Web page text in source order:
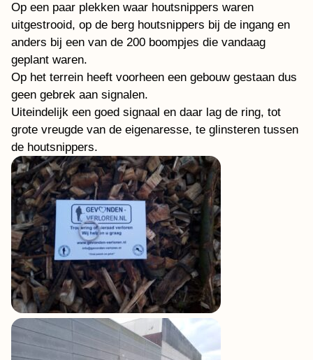
Op een paar plekken waar houtsnippers waren
uitgestrooid, op de berg houtsnippers bij de ingang en
anders bij een van de 200 boompjes die vandaag
geplant waren.
Op het terrein heeft voorheen een gebouw gestaan dus
geen gebrek aan signalen.
Uiteindelijk een goed signaal en daar lag de ring, tot
grote vreugde van de eigenaresse, te glinsteren tussen
de houtsnippers.